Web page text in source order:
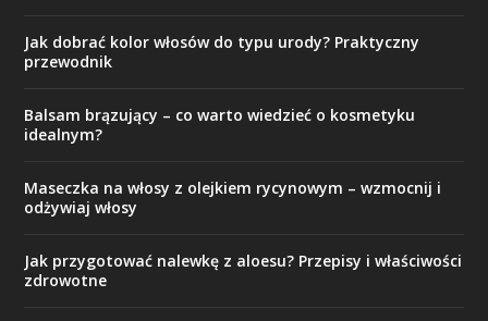
Jak dobrać kolor włosów do typu urody? Praktyczny
przewodnik
Balsam brązujący – co warto wiedzieć o kosmetyku
idealnym?
Maseczka na włosy z olejkiem rycynowym – wzmocnij i
odżywiaj włosy
Jak przygotować nalewkę z aloesu? Przepisy i właściwości
zdrowotne